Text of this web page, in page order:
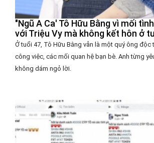
"Ngũ A Ca' Tô Hữu Bằng vì mối
với Triệu Vy mà không kết hôn ở
Ở tuổi 47, Tô Hữu Bằng vẫn là một quý ông độc
công việc, các mối quan hệ bạn bè. Anh từng
không dám ngỏ lời.